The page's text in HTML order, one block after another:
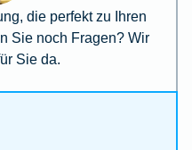
die perfekt zu Ihren
Sie noch Fragen? Wir
Sie da.